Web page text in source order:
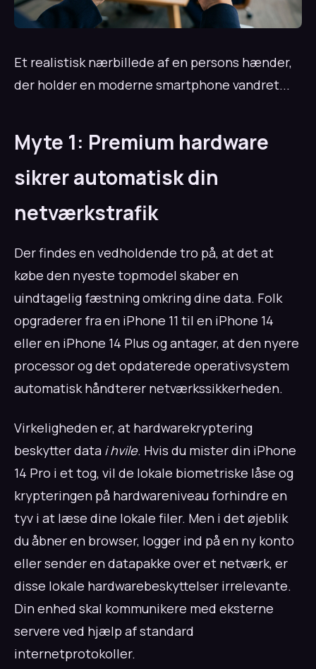
Et realistisk nærbillede af en persons hænder,
der holder en moderne smartphone vandret...
Myte 1: Premium hardware
sikrer automatisk din
netværkstrafik
Der findes en vedholdende tro på, at det at
købe den nyeste topmodel skaber en
uindtagelig fæstning omkring dine data. Folk
opgraderer fra en iPhone 11 til en iPhone 14
eller en iPhone 14 Plus og antager, at den nyere
processor og det opdaterede operativsystem
automatisk håndterer netværkssikkerheden.
Virkeligheden er, at hardwarekryptering
beskytter data i hvile. Hvis du mister din iPhone
14 Pro i et tog, vil de lokale biometriske låse og
krypteringen på hardwareniveau forhindre en
tyv i at læse dine lokale filer. Men i det øjeblik
du åbner en browser, logger ind på en ny konto
eller sender en datapakke over et netværk, er
disse lokale hardwarebeskyttelser irrelevante.
Din enhed skal kommunikere med eksterne
servere ved hjælp af standard
internetprotokoller.